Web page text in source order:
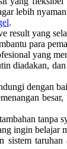
lebih
.
result yang
para
yang
diadakan,
dengan
tanpa
ingin belajar
sistem